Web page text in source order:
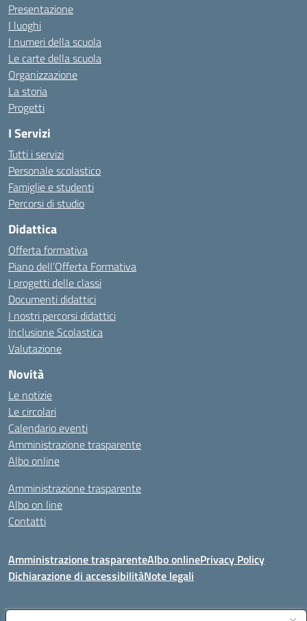
Presentazione
I luoghi
I numeri della scuola
Le carte della scuola
Organizzazione
La storia
Progetti
I Servizi
Tutti i servizi
Personale scolastico
Famiglie e studenti
Percorsi di studio
Didattica
Offerta formativa
Piano dell’Offerta Formativa
I progetti delle classi
Documenti didattici
I nostri percorsi didattici
Inclusione Scolastica
Valutazione
Novità
Le notizie
Le circolari
Calendario eventi
Amministrazione trasparente
Albo online
Amministrazione trasparente
Albo on line
Contatti
Amministrazione trasparenteAlbo onlinePrivacy Policy
Dichiarazione di accessibilitàNote legali